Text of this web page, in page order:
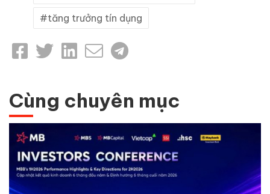
tăng trưởng tín dụng
Cùng chuyên mục